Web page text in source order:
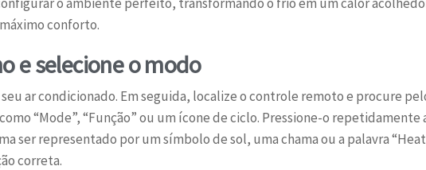
conforto.
e selecione o modo
ar condicionado. Em seguida, localize o controle remoto e procure
“Mode”, “Função” ou um ícone de ciclo. Pressione-o repetidamente
ser representado por um símbolo de sol, uma chama ou a palavra
correta.